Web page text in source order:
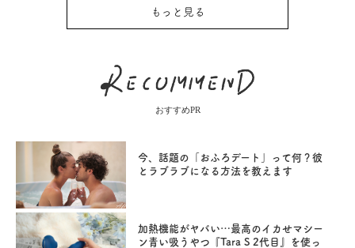
もっと見る
おすすめPR
今、話題の「おふろデート」って何？彼
とラブラブになる方法を教えます
加熱機能がヤバい…最高のイカせマシー
ン青い吸うやつ『Tara S 2代目』を使っ